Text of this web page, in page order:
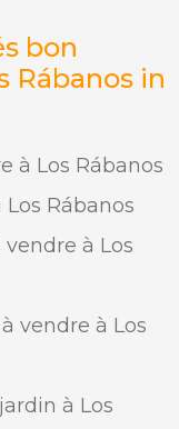
bon
Rábanos in
à Los Rábanos
Rábanos
à Los
vendre à Los
à Los